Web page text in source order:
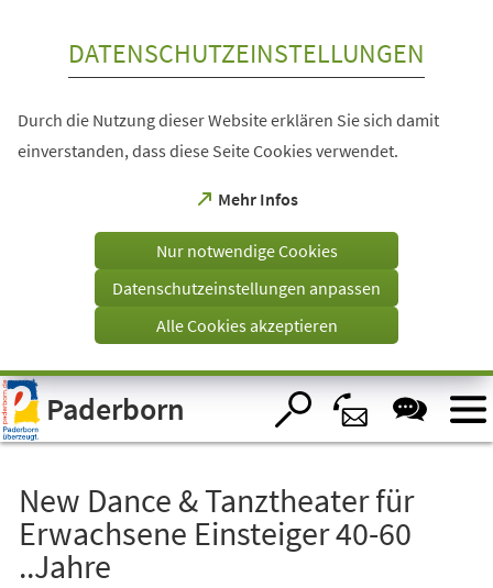
Visuelle
Assistenzsoftware
öffnen.
DATENSCHUTZEINSTELLUNGEN
Durch die Nutzung dieser Website erklären Sie sich damit
einverstanden, dass diese Seite Cookies verwendet.
Mehr Infos
(Öffnet
einem
Tab)
Nur notwendige Cookies
Datenschutzeinstellungen anpassen
Alle Cookies akzeptieren
Paderborn
New Dance & Tanztheater für
Erwachsene Einsteiger 40-60
..Jahre